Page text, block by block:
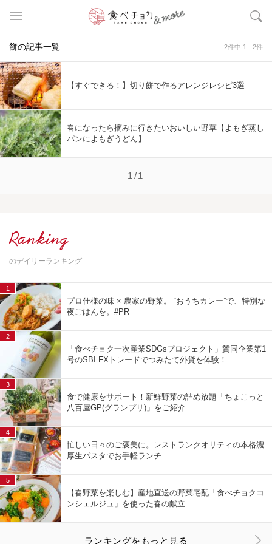
餅の記事一覧 2件中 1 - 2件
【すぐできる！】切り餅で作るアレンジレシピ3選
春になったら摘みに行きたいおいしい野草【よもぎ蒸し
パンによもぎうどん】
1/1
Ranking
のデイリーランキング
プロ仕様の味 × 農家の野菜。 “おうちカレー”で、特別な
夜ごはんを。#PR
1
「食べチョク一次産業SDGsプロジェクト」賛同企業第1
号のSBI FXトレードでつみたて外貨を体験！
2
食で健康をサポート！新鮮野菜の詰め放題「ちょこっと
八百屋GP(グランプリ)」をご紹介
3
忙しい日々のご褒美に。レストランクオリティの本格濃
厚生パスタでお手軽ランチ
4
【春野菜を楽しむ】産地直送の野菜宅配「食べチョクコ
ンシェルジュ」を使った春の献立
5
ランキングをもっと見る